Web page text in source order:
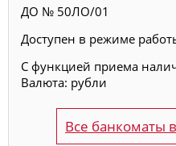
ДО № 50ЛО/01
Доступен в режиме
С функцией приема
Валюта: рубли
Все банкоматы